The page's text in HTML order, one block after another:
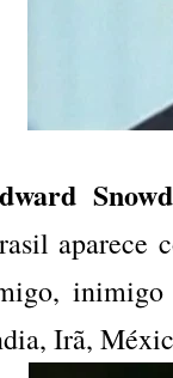
aparece
Irã,